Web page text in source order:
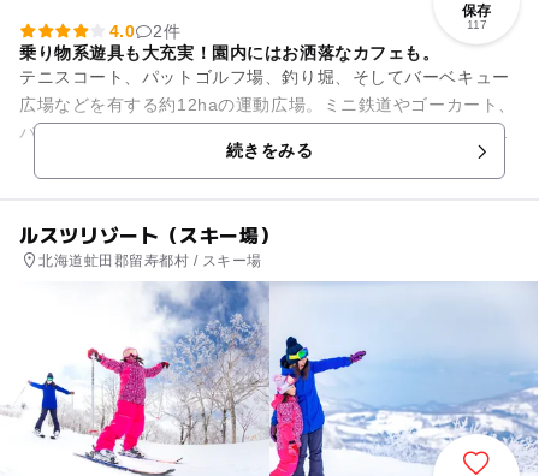
保存
117
4.0
2件
乗り物系遊具も大充実！園内にはお洒落なカフェも。
テニスコート、パットゴルフ場、釣り堀、そしてバーベキュー
広場などを有する約12haの運動広場。ミニ鉄道やゴーカート、
バッテリーカー、ボートなど子供達が大好きな乗り物系遊具も
充実しており大人から子...続きをみる
ルスツリゾート（スキー場）
北海道虻田郡留寿都村 / スキー場